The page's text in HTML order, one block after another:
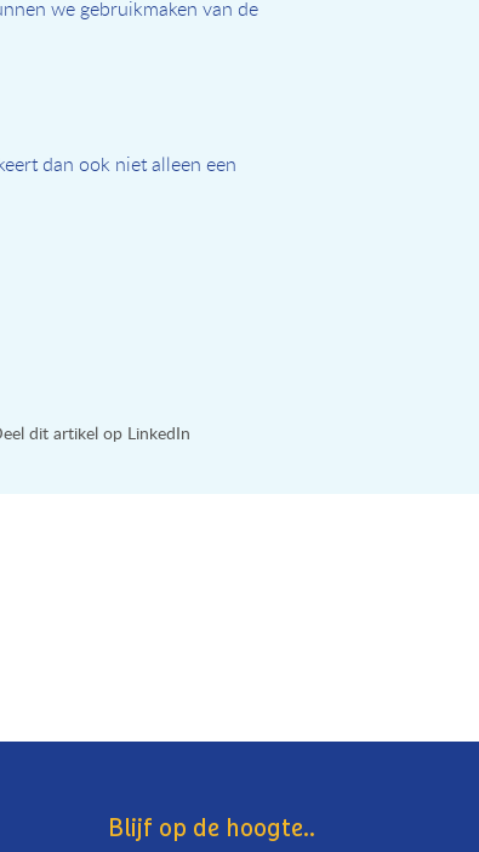
we gebruikmaken van de
dan ook niet alleen een
dit artikel op LinkedIn
Blijf op de hoogte..